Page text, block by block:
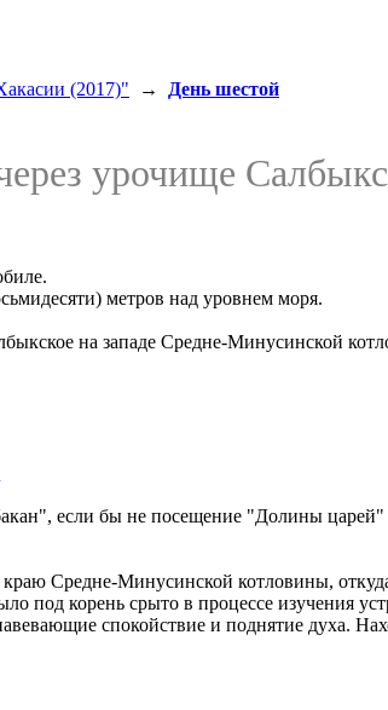
(2017)" → День шестой
урочище
метров над уровнем моря.
на западе Средне-Минусинской
если бы не посещение "Долины царей"
Средне-Минусинской котловины,
под корень срыто в процессе изучения
спокойствие и поднятие духа.